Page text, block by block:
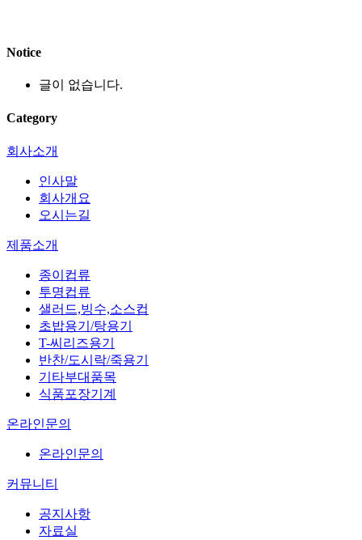
Notice
글이 없습니다.
Category
회사소개
인사말
회사개요
오시는길
제품소개
종이컵류
투명컵류
샐러드,빙수,소스컵
초밥용기/탕용기
T-씨리즈용기
반찬/도시락/죽용기
기타부대품목
식품포장기계
온라인문의
온라인문의
커뮤니티
공지사항
자료실